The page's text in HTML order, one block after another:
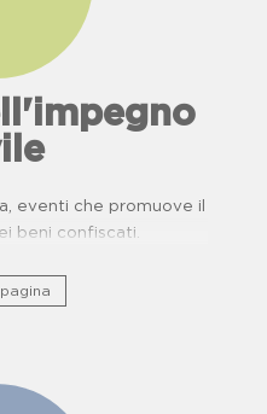
eventi che promuove il
beni confiscati.